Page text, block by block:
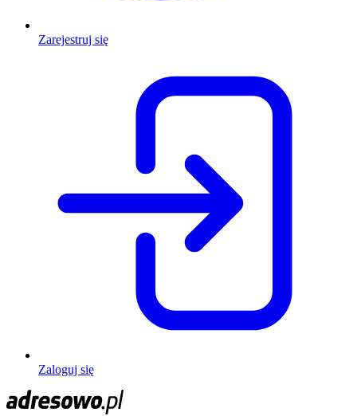
Zarejestruj się
Zaloguj się